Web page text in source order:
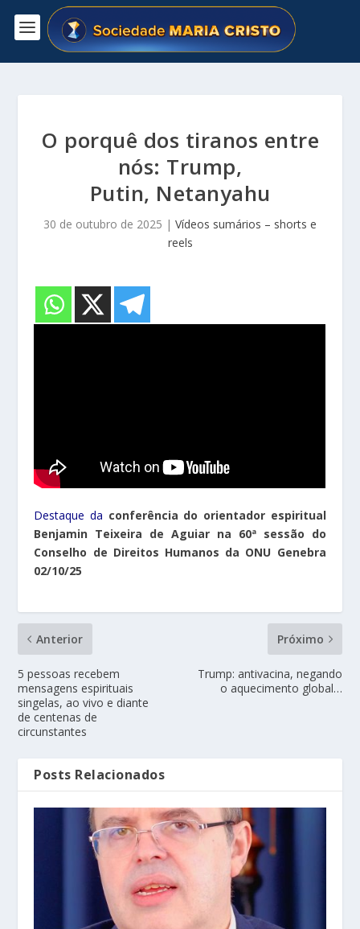
O porquê dos tiranos entre
nós: Trump,
Putin, Netanyahu
30 de outubro de 2025 | Vídeos sumários – shorts e
reels
Destaque da conferência do orientador espiritual
Benjamin Teixeira de Aguiar na 60ª sessão do
Conselho de Direitos Humanos da ONU Genebra
02/10/25
Anterior
5 pessoas recebem
mensagens espirituais
singelas, ao vivo e diante
de centenas de
circunstantes
Próximo
Trump: antivacina, negando
o aquecimento global…
Posts Relacionados